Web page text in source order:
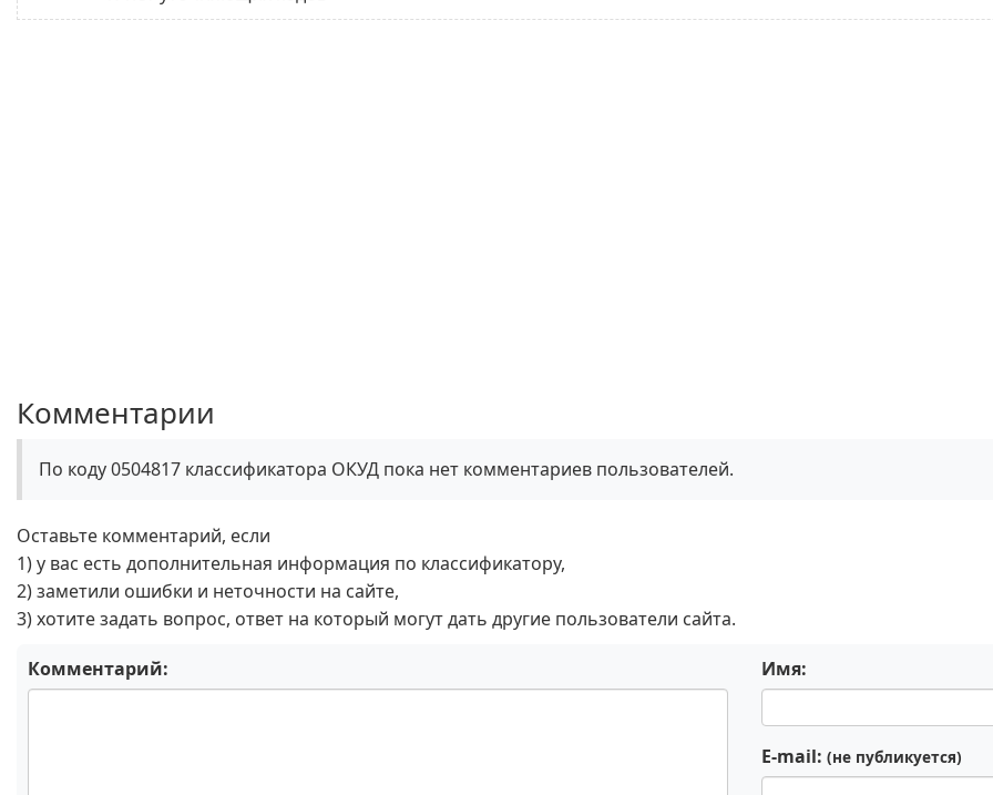
Комментарии
По коду 0504817 классификатора ОКУД пока нет комментариев пользователей.
Оставьте комментарий, если
1) у вас есть дополнительная информация по классификатору,
2) заметили ошибки и неточности на сайте,
3) хотите задать вопрос, ответ на который могут дать другие пользователи сайта.
Комментарий: Имя:
E-mail: (не публикуется)